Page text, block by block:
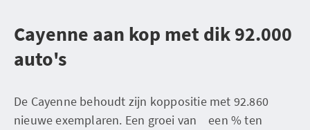
Cayenne aan kop met dik 92.000
auto's
De Cayenne behoudt zijn koppositie met 92.860
nieuwe exemplaren. Een groei van een % ten